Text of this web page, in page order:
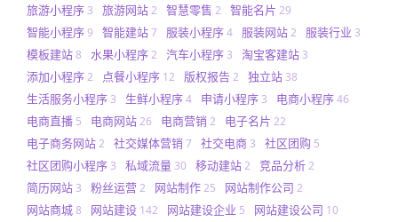
旅游小程序 3 旅游网站2 智慧零售 2 智能名片 29
智能小程序9 智能建站7 服装小程序4 服装网站2 服装行业 3
模板建站8 水果小程序2 汽车小程序 3 淘宝客建站 3
添加小程序2 点餐小程序 12 版权报告2 独立站 38
生活服务小程序 3 生鲜小程序4 申请小程序 3 电商小程序46
电商直播 5 电商网站26 电商营销 2 电子名片 22
电子商务网站2 社交媒体营销 7 社交电商 3 社区团购 5
社区团购小程序 3 私域流量 30 移动建站2 竞品分析2
简历网站 3 粉丝运营2 网站制作25 网站制作公司 2
网站商城8 网站建设 142 网站建设企业 5 网站建设公司 10